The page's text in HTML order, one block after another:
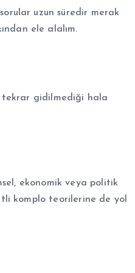
uzun süredir merak
ele alalım.
tekrar gidilmediği hala
ekonomik veya politik
komplo teorilerine de yol